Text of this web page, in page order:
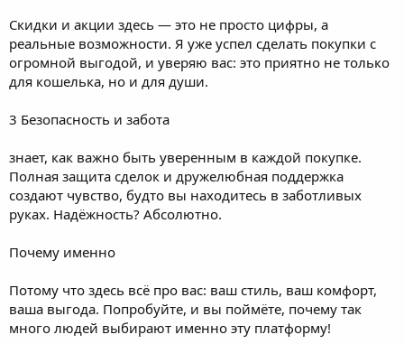
Скидки и акции здесь — это не просто цифры, а
реальные возможности. Я уже успел сделать покупки с
огромной выгодой, и уверяю вас: это приятно не только
для кошелька, но и для души.
3 Безопасность и забота
знает, как важно быть уверенным в каждой покупке.
Полная защита сделок и дружелюбная поддержка
создают чувство, будто вы находитесь в заботливых
руках. Надёжность? Абсолютно.
Почему именно
Потому что здесь всё про вас: ваш стиль, ваш комфорт,
ваша выгода. Попробуйте, и вы поймёте, почему так
много людей выбирают именно эту платформу!